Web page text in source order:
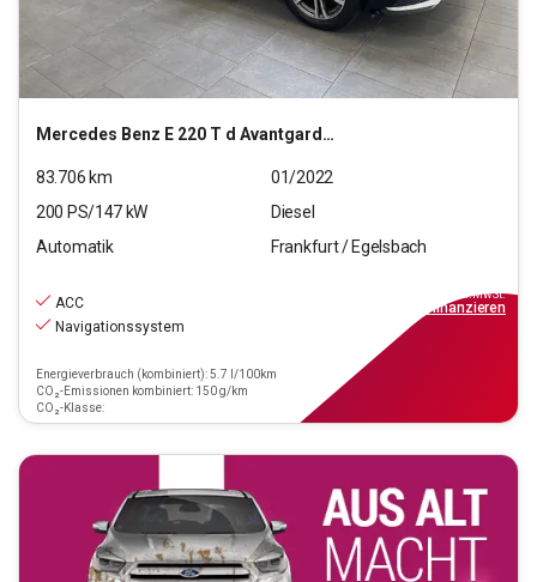
Mercedes Benz E 220 T d Avantgarde (EURO 6d)
83.706 km
01/2022
200 PS/147 kW
Diesel
Automatik
Frankfurt / Egelsbach
ACC
Navigationssystem
Energieverbrauch (kombiniert): 5.7 l/100km
CO₂-Emissionen kombiniert: 150 g/km
CO₂-Klasse:
inkl.MwSt.
finanzieren